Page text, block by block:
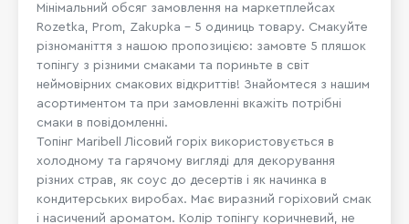
Мінімальний обсяг замовлення на маркетплейсах
Rozetka, Prom, Zakupka - 5 одиниць товару. Смакуйте
різноманіття з нашою пропозицією: замовте 5 пляшок
топінгу з різними смаками та пориньте в світ
неймовірних смакових відкриттів! Знайомтеся з нашим
асортиментом та при замовленні вкажіть потрібні
смаки в повідомленні.
Топінг Maribell Лісовий горіх використовується в
холодному та гарячому вигляді для декорування
різних страв, як соус до десертів і як начинка в
кондитерських виробах. Має виразний горіховий смак
і насичений ароматом. Колір топінгу коричневий, не